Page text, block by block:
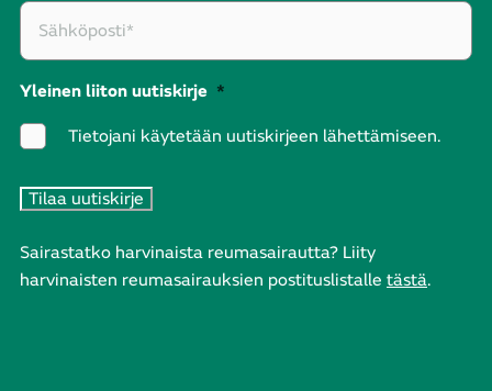
Yleinen liiton uutiskirje *
Tietojani käytetään uutiskirjeen lähettämiseen.
Sairastatko harvinaista reumasairautta? Liity
harvinaisten reumasairauksien postituslistalle tästä.